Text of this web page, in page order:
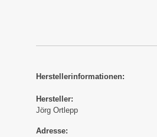
Herstellerinformationen:
Hersteller:
Jörg Ortlepp
Adresse: